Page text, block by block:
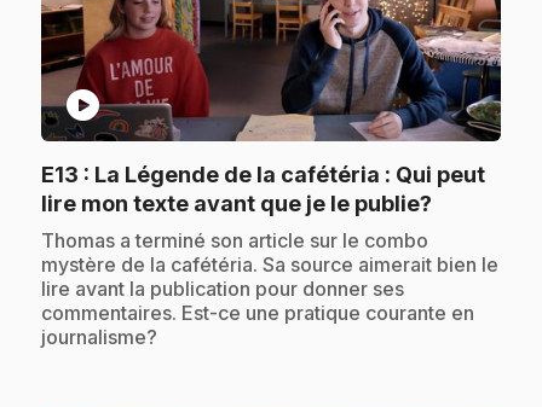
play_circle
E13 : La Légende de la cafétéria : Qui peut
lire mon texte avant que je le publie?
.Thomas a terminé son article sur le combo
mystère de la cafétéria. Sa source aimerait bien le
lire avant la publication pour donner ses
commentaires. Est-ce une pratique courante en
journalisme?